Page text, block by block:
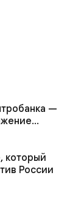
—
который
России